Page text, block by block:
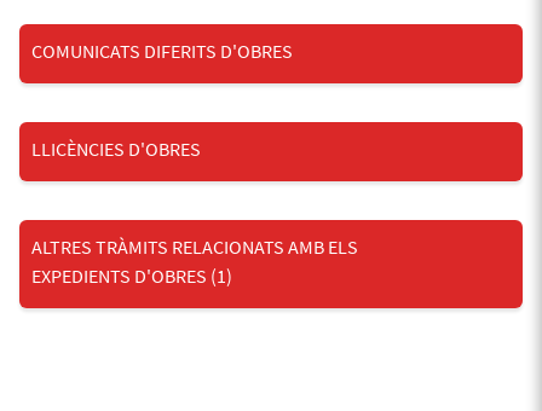
COMUNICATS DIFERITS D'OBRES
LLICÈNCIES D'OBRES
ALTRES TRÀMITS RELACIONATS AMB ELS
EXPEDIENTS D'OBRES (1)